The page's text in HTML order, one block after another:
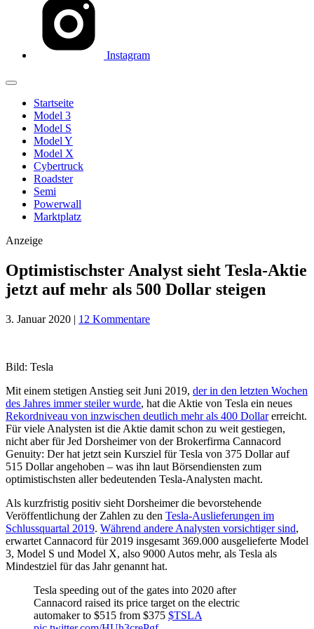
Instagram
Startseite
Model 3
Model S
Model Y
Model X
Cybertruck
Roadster
Semi
Powerwall
Marktplatz
Anzeige
Optimistischster Analyst sieht Tesla-Aktie
jetzt auf mehr als 500 Dollar steigen
3. Januar 2020 | 12 Kommentare
Bild: Tesla
Mit einem stetigen Anstieg seit Juni 2019, der in den letzten Wochen
des Jahres immer steiler wurde, hat die Aktie von Tesla ein neues
Rekordniveau von inzwischen deutlich mehr als 400 Dollarerreicht.
Für viele Analysten ist die Aktie damit schon zu weit gestiegen,
nicht aber für Jed Dorsheimer von der Brokerfirma Cannacord
Genuity: Der hat jetzt sein Kursziel für Tesla von 375 Dollar auf
515 Dollar angehoben – was ihn laut Börsendiensten zum
optimistischsten aller bedeutenden Tesla-Analysten macht.
Als kurzfristig positiv sieht Dorsheimer die bevorstehende
Veröffentlichung der Zahlen zu den Tesla-Auslieferungen im
Schlussquartal 2019. Während andere Analysten vorsichtiger sind,
erwartet Cannacord für 2019 insgesamt 369.000 ausgelieferte Model
3, Model S und Model X, also 9000 Autos mehr, als Tesla als
Mindestziel für das Jahr genannt hat.
Tesla speeding out of the gates into 2020 after
Cannacord raised its price target on the electric
automaker to $515 from $375 $TSLA